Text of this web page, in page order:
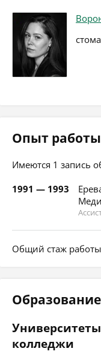
Опыт
Имеются 1 запись
1991 — 1993
Общий стаж работы
Образование
колледжи